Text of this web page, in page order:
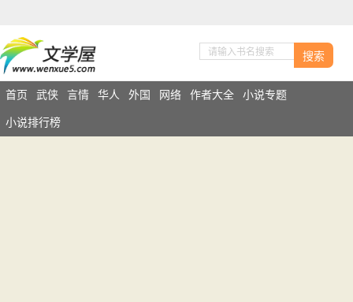
搜索
首页 武侠 言情 华人 外国 网络 作者大全 小说专题
小说排行榜